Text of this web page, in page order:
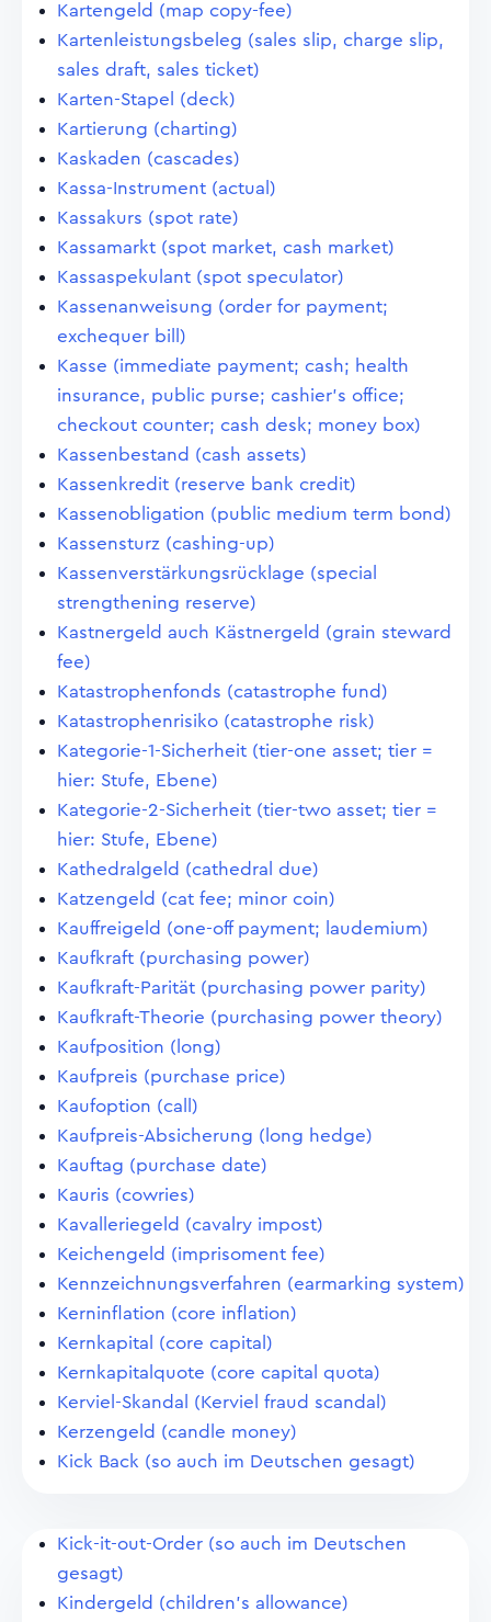
Kartengeld (map copy-fee)
Kartenleistungsbeleg (sales slip, charge slip,
sales draft, sales ticket)
Karten-Stapel (deck)
Kartierung (charting)
Kaskaden (cascades)
Kassa-Instrument (actual)
Kassakurs (spot rate)
Kassamarkt (spot market, cash market)
Kassaspekulant (spot speculator)
Kassenanweisung (order for payment;
exchequer bill)
Kasse (immediate payment; cash; health
insurance, public purse; cashier's office;
checkout counter; cash desk; money box)
Kassenbestand (cash assets)
Kassenkredit (reserve bank credit)
Kassenobligation (public medium term bond)
Kassensturz (cashing-up)
Kassenverstärkungsrücklage (special
strengthening reserve)
Kastnergeld auch Kästnergeld (grain steward
fee)
Katastrophenfonds (catastrophe fund)
Katastrophenrisiko (catastrophe risk)
Kategorie-1-Sicherheit (tier-one asset; tier =
hier: Stufe, Ebene)
Kategorie-2-Sicherheit (tier-two asset; tier =
hier: Stufe, Ebene)
Kathedralgeld (cathedral due)
Katzengeld (cat fee; minor coin)
Kauffreigeld (one-off payment; laudemium)
Kaufkraft (purchasing power)
Kaufkraft-Parität (purchasing power parity)
Kaufkraft-Theorie (purchasing power theory)
Kaufposition (long)
Kaufpreis (purchase price)
Kaufoption (call)
Kaufpreis-Absicherung (long hedge)
Kauftag (purchase date)
Kauris (cowries)
Kavalleriegeld (cavalry impost)
Keichengeld (imprisoment fee)
Kennzeichnungsverfahren (earmarking system)
Kerninflation (core inflation)
Kernkapital (core capital)
Kernkapitalquote (core capital quota)
Kerviel-Skandal (Kerviel fraud scandal)
Kerzengeld (candle money)
Kick Back (so auch im Deutschen gesagt)
Kick-it-out-Order (so auch im Deutschen
gesagt)
Kindergeld (children's allowance)